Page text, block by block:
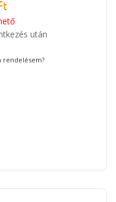
után
rendelésem?